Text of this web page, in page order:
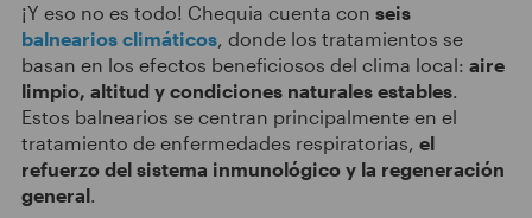
¡Y eso no es todo! Chequia cuenta con seis
balnearios climáticos, donde los tratamientos se
basan en los efectos beneficiosos del clima local: aire
limpio, altitud y condiciones naturales estables.
Estos balnearios se centran principalmente en el
tratamiento de enfermedades respiratorias, el
refuerzo del sistema inmunológico y la regeneración
general.